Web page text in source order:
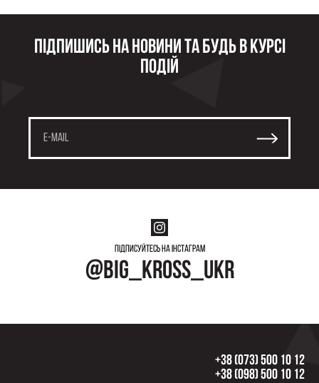
Підпишись на новини та будь в курсі
подій
Підписуйтесь на інстаграм
@big_kross_ukr
+38 (073) 500 10 12
+38 (098) 500 10 12